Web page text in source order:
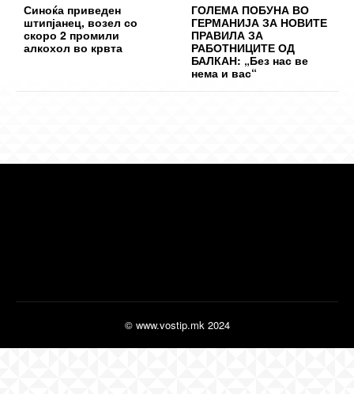
Синоќа приведен
штипјанец, возел со
скоро 2 промили
алкохол во крвта
ГОЛЕМА ПОБУНА ВО
ГЕРМАНИЈА ЗА НОВИТЕ
ПРАВИЛА ЗА
РАБОТНИЦИТЕ ОД
БАЛКАН: „Без нас ве
нема и вас“
© www.vostip.mk 2024